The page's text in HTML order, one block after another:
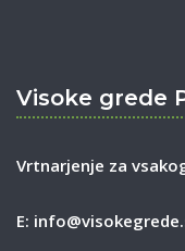
Visoke grede
Vrtnarjenje za
E: